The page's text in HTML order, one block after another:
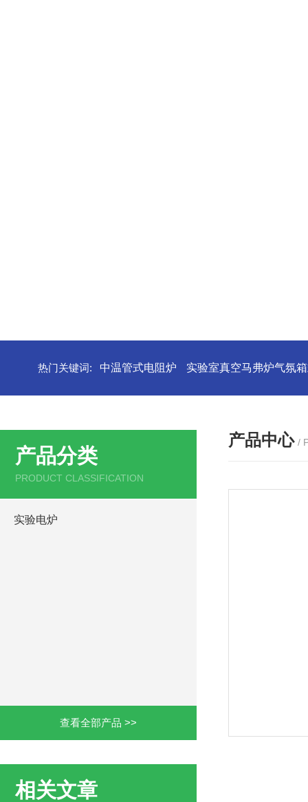
热门关键词: 中温管式电阻炉 实验室真空马弗炉气氛
产品分类
PRODUCT CLASSIFICATION
实验电炉
查看全部产品 >>
相关文章
产品中心 /